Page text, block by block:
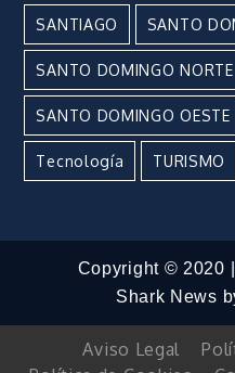
SANTIAGO SANTO
SANTO DOMINGO NORTE
SANTO DOMINGO OESTE
Tecnología TURISMO
Copyright © 2020
Shark News
Aviso Legal